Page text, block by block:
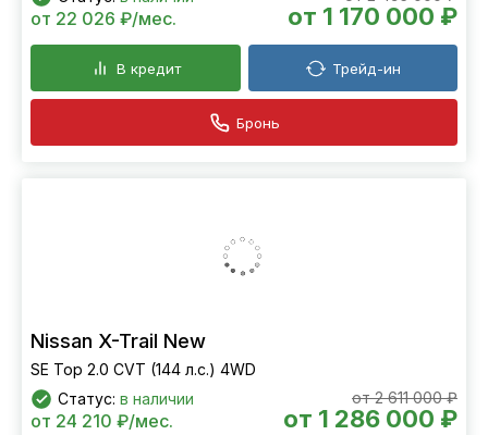
от 1 170 000 ₽
от 22 026 ₽/мес.
В кредит Трейд-ин
Бронь
Nissan X-Trail New
SE Top 2.0 CVT (144 л.с.) 4WD
Статус: в наличии от 2 611 000 ₽
от 1 286 000 ₽
от 24 210 ₽/мес.